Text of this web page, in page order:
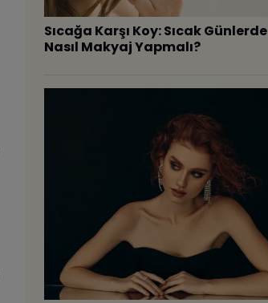
Sıcağa Karşı Koy: Sıcak Günlerde
Nasıl Makyaj Yapmalı?